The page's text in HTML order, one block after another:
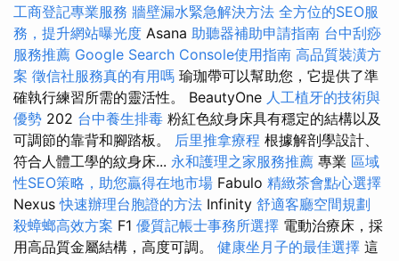
工商登記專業服務 牆壁漏水緊急解決方法 全方位的SEO服
務，提升網站曝光度 Asana 助聽器補助申請指南 台中刮痧
服務推薦 Google Search Console使用指南 高品質裝潢方
案 徵信社服務真的有用嗎 瑜珈帶可以幫助您，它提供了準
確執行練習所需的靈活性。 BeautyOne 人工植牙的技術與
優勢 202 台中養生排毒 粉紅色紋身床具有穩定的結構以及
可調節的靠背和腳踏板。 后里推拿療程 根據解剖學設計、
符合人體工學的紋身床... 永和護理之家服務推薦 專業 區域
性SEO策略，助您贏得在地市場 Fabulo 精緻茶會點心選擇
Nexus快速辦理台胞證的方法 Infinity 舒適客廳空間規劃
殺蟑螂高效方案 F1 優質記帳士事務所選擇 電動治療床，採
用高品質金屬結構，高度可調。 健康坐月子的最佳選擇 這